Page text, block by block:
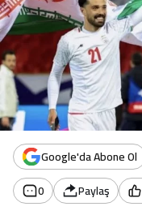
Google'da Abone Ol
0
Paylaş